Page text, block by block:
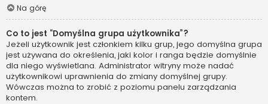
Na górę
Co to jest “Domyślna grupa użytkownika”?
Jeżeli użytkownik jest członkiem kilku grup, jego domyślna grupa
jest używana do określenia, jaki kolor i ranga będzie domyślnie
dla niego wyświetlana. Administrator witryny może nadać
użytkownikowi uprawnienia do zmiany domyślnej grupy.
Wówczas można to zrobić z poziomu panelu zarządzania
kontem.